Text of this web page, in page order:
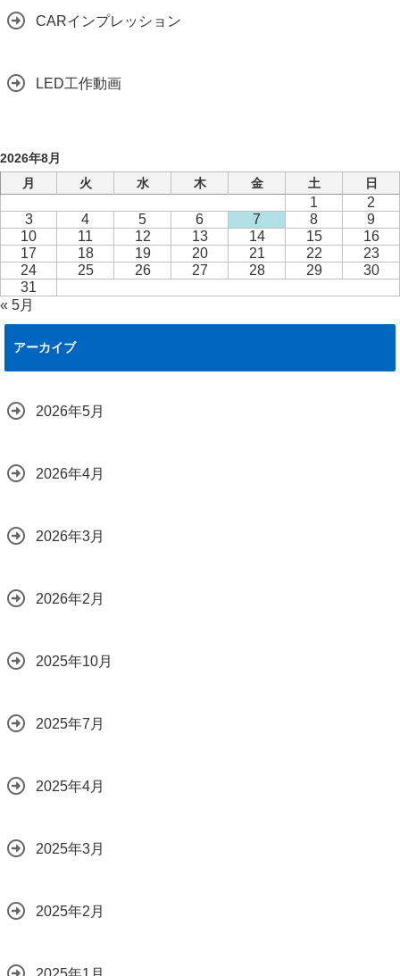
CARインプレッション
LED工作動画
2026年8月
月
火 水 木 金 土 日
1
2
3
4 5 6 7 8
9
10
11 12 13 14 15
16
17
18 19 20 21 22
23
24
25 26 27 28 29
30
31
« 5月
アーカイブ
2026年5月
2026年4月
2026年3月
2026年2月
2025年10月
2025年7月
2025年4月
2025年3月
2025年2月